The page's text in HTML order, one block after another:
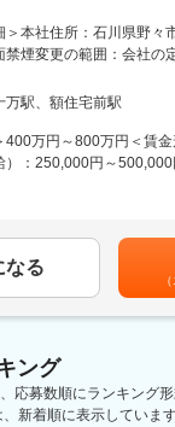
ついて】
実：
研修期間となります。
研修としてあり、PC慣れ
ます。
なフォロー：
制度と環境】
1時間程度で通える施設
レッシュ休暇制度や、
暇（妊娠中時短勤務あり
構築するスタートアップ
携を拡大しており、R&D
規ポジションを募集します
要：
つなぐ現場に近い距離で
入に横断的に関わるエン
ます。
メンバーが集う国際チー
連携が日常的に進んでい
の技術的フィージビリテ
タ収集、関係部署との調
＞本社住所：石川県野々
禁煙変更の範囲：会社の
万駅、額住宅前駅
400万円～800万円＜賃
）：250,000円～
)は固定手当を含めた表
なる
ング
応募数順にランキング形
新着順に表示しています